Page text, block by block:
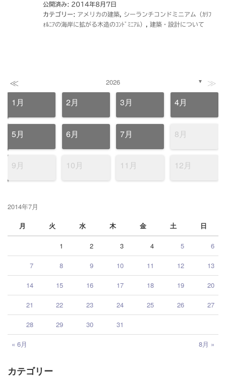
公開済み: 2014年8月7日
カテゴリー: アメリカの建築
シーランチコンドミニアム（ｶﾘﾌ
ｫﾙﾆｱの海岸に拡がる木造のｺﾝﾄﾞﾐﾆｱﾑ）
建築・設計について
≪ 2026 ▼ ≫
1月 2月 3月 4月
5月 6月 7月 8月
9月 10月 11月 12月
2014年7月
月
火 水 木 金 土 日
« 6月 8月 »
1 2 3 4 5 6
7 8 9 10 11 12 13
14 15 16 17 18 19 20
21 22 23 24 25 26 27
28 29 30 31
カテゴリー